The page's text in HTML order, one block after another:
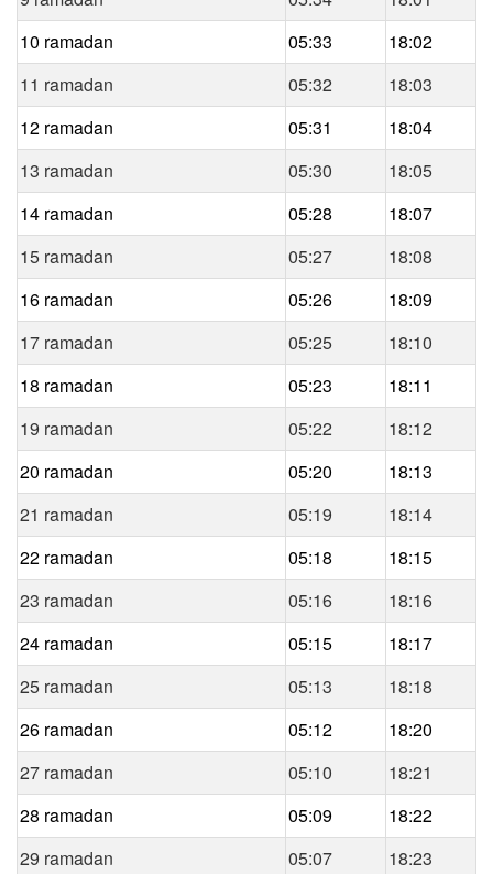
10 ramadan
05:33
18:02
11 ramadan
05:32
18:03
12 ramadan
05:31
18:04
13 ramadan
05:30
18:05
14 ramadan
05:28
18:07
15 ramadan
05:27
18:08
16 ramadan
05:26
18:09
17 ramadan
05:25
18:10
18 ramadan
05:23
18:11
19 ramadan
05:22
18:12
20 ramadan
05:20
18:13
21 ramadan
05:19
18:14
22 ramadan
05:18
18:15
23 ramadan
05:16
18:16
24 ramadan
05:15
18:17
25 ramadan
05:13
18:18
26 ramadan
05:12
18:20
27 ramadan
05:10
18:21
28 ramadan
05:09
18:22
29 ramadan
05:07
18:23